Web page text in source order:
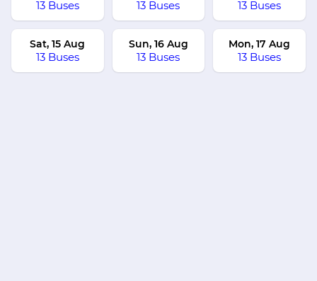
13 Buses 13 Buses 13 Buses
Sat, 15 Aug
13 Buses
Sun, 16 Aug
13 Buses
Mon, 17 Aug
13 Buses